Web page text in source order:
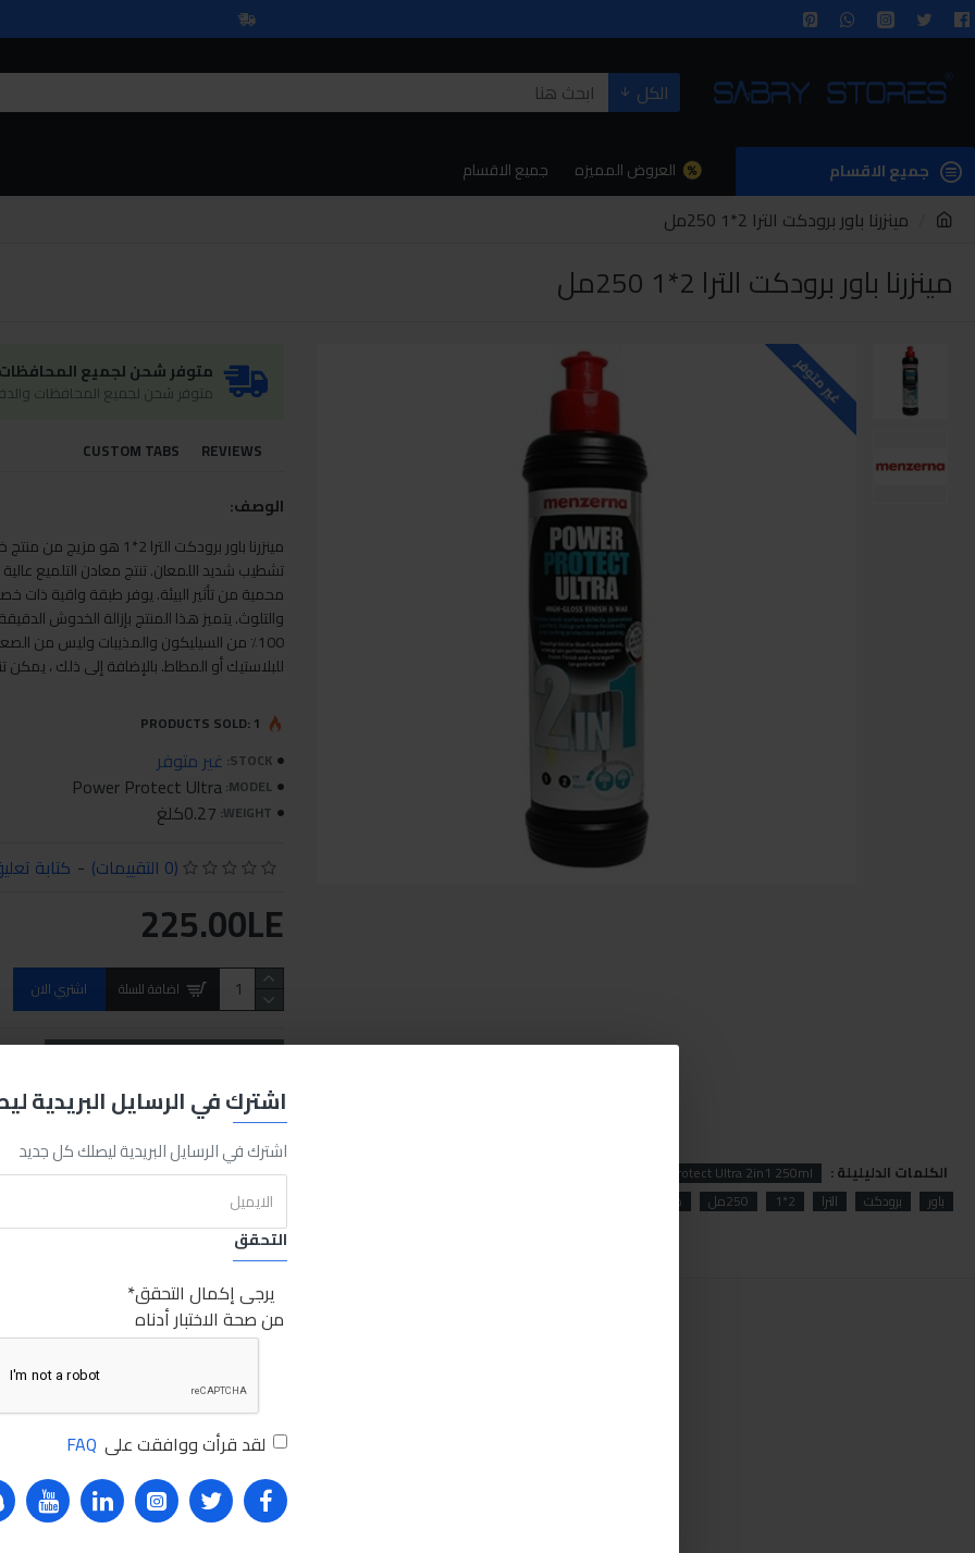
اشترك في الرسايل البريدية
اشترك في الرسايل البريدية ليصلك كل جديد
التحقق
يرجى إكمال التحقق
من صحة الاختبار أدناه
لقد قرأت ووافقت على FAQ
الكل
جميع الاقسام العروض المميزه جميع الاقسام
مينزرنا باور برودكت الترا 2*1 250مل
مينزرنا باور برودكت الترا 2*1 250مل
غير متوفر متوفر شحن لجميع المحافظات
متوفر شحن لجميع المحافظات
REVIEWS
CUSTOM TABS
الوصف:
مينزرنا باور برودكت الترا
تشطيب شديد اللمعان. تنتج معادن التلميع
محمية من تأثير البيئة. يوفر طبقة واقية ذات
والتلوث. يتميز هذا المنتج بإزالة الخدوش
100٪ من السيليكون والمذيبات وليس من
للبلاستيك أو المطاط. بالإضافة إلى ذلك ، يمكن
STOCK: غير متوفر
MODEL:
Power Protect Ultra
WEIGHT: 0.27كلغ
PRODUCTS SOLD: 1
(0 التقييمات) - كتابة
225.00LE
اضافة للسلة اشتري الان
الكلمات الدليليلة : Menzerna Power Protect Ultra 2in1 250ml
2in1
250ml
Sabry Stores مينزرنا باور
باور
برودكت الترا 2*1 250مل صبري ستورز